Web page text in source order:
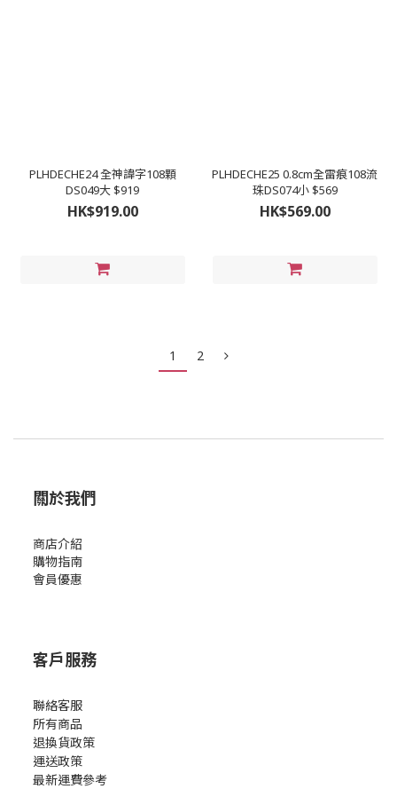
PLHDECHE24 全神諱字108顆
DS049大 $919
HK$919.00
PLHDECHE25 0.8cm全雷痕108流
珠DS074小 $569
HK$569.00
1 2
關於我們
商店介紹
購物指南
會員優惠
客戶服務
聯絡客服
所有商品
退換貨政策
運送政策
最新運費參考